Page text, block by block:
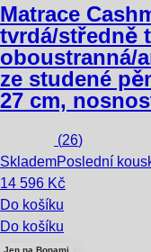
Matrace
tvrdá/středně
oboustranná/
ze studené
27 cm,
(26)
SklademPoslední
14 596 Kč
Do košíku
Do košíku
Jen na Bonami